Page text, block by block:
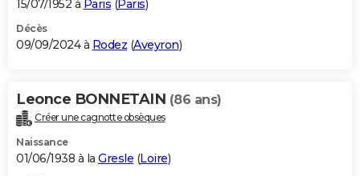
15/07/1952 à Paris (Paris)
Décès
09/09/2024 à Rodez (Aveyron)
Leonce BONNETAIN (86 ans)
Créer une cagnotte obsèques
Naissance
01/06/1938 à la Gresle (Loire)